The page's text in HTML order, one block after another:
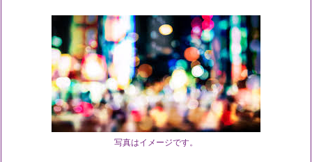
写真はイメージです。